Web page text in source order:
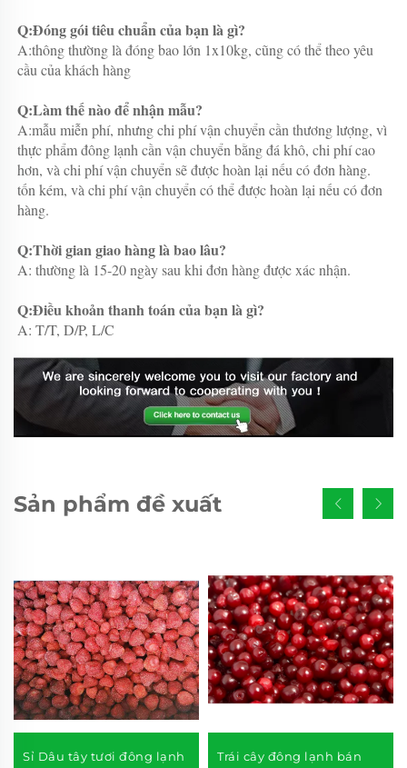
Q:Đóng gói tiêu chuẩn của bạn là gì?
A:thông thường là đóng bao lớn 1x10kg, cũng có thể theo yêu
cầu của khách hàng
Q:Làm thế nào để nhận mẫu?
A:mẫu miễn phí, nhưng chi phí vận chuyển cần thương lượng, vì
thực phẩm đông lạnh cần vận chuyển bằng đá khô, chi phí cao
hơn, và chi phí vận chuyển sẽ được hoàn lại nếu có đơn hàng.
tốn kém, và chi phí vận chuyển có thể được hoàn lại nếu có đơn
hàng.
Q:Thời gian giao hàng là bao lâu?
A: thường là 15-20 ngày sau khi đơn hàng được xác nhận.
Q:Điều khoản thanh toán của bạn là gì?
A: T/T, D/P, L/C
Sản phẩm đề xuất
Sỉ Dâu tây tươi đông lạnh
Trái cây đông lạnh bán